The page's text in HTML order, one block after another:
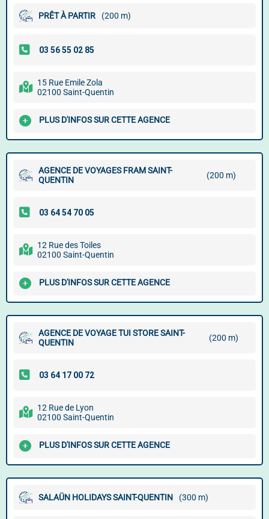
PRÊT À PARTIR (200 m)
15 Rue Emile Zola
02100 Saint-Quentin
PLUS D'INFOS SUR CETTE AGENCE
AGENCE DE VOYAGES FRAM SAINT-
QUENTIN
(200 m)
12 Rue des Toiles
02100 Saint-Quentin
PLUS D'INFOS SUR CETTE AGENCE
AGENCE DE VOYAGE TUI STORE SAINT-
QUENTIN
(200 m)
12 Rue de Lyon
02100 Saint-Quentin
PLUS D'INFOS SUR CETTE AGENCE
SALAÜN HOLIDAYS SAINT-QUENTIN (300 m)